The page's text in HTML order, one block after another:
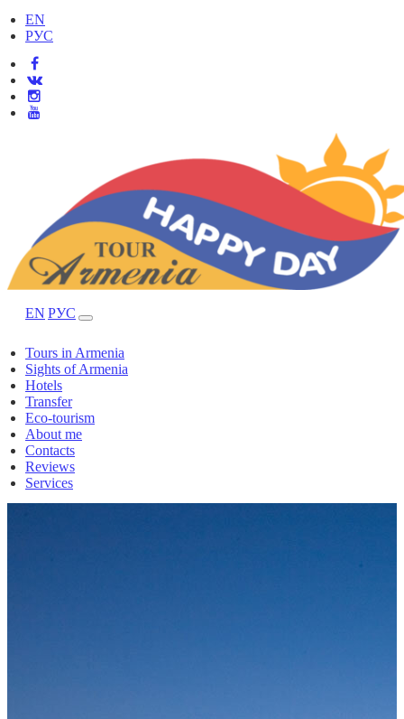
EN
РУС
EN РУС
Tours in Armenia
Sights of Armenia
Hotels
Transfer
Eco-tourism
About me
Contacts
Reviews
Services